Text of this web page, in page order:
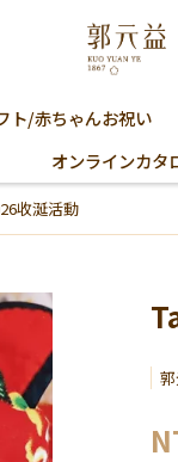
ト/赤ちゃんお祝い
オンラインカタ
收涎活動